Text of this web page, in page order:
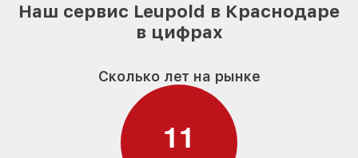
Наш сервис Leupold в Краснодаре
в цифрах
Сколько лет на рынке
11